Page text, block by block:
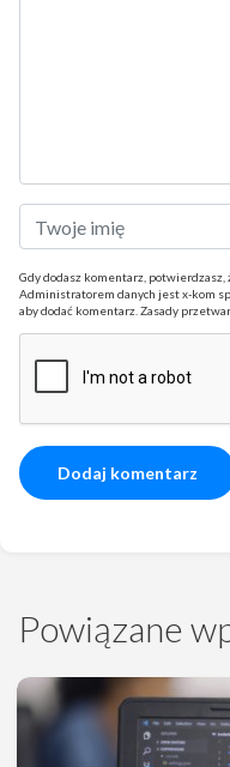
Gdy dodasz komentarz, potwierdzasz,
Administratorem danych jest x-kom
aby dodać komentarz. Zasady
Powiązane